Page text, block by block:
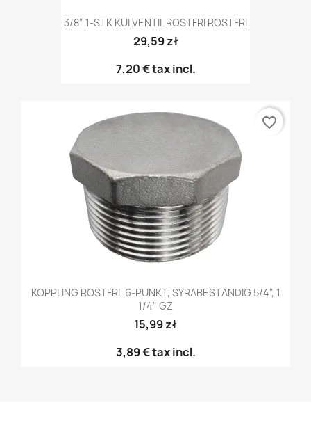
3/8" 1-STK KULVENTIL ROSTFRI ROSTFRI
29,59 zł
7,20 €tax incl.
KOPPLING ROSTFRI, 6-PUNKT, SYRABESTÄNDIG 5/4", 1
1/4" GZ
15,99 zł
3,89 €tax incl.
favorite_border